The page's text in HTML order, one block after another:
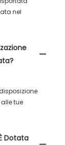
nel
tue
Dotata